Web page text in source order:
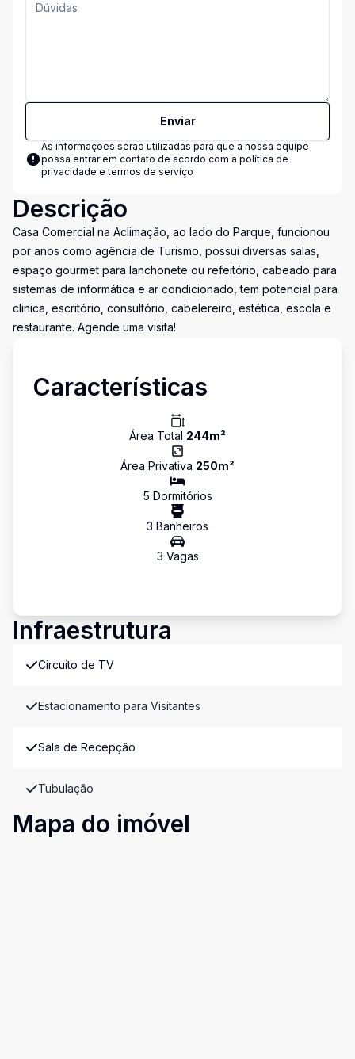
Enviar
As informações serão utilizadas para que a nossa equipe
possa entrar em contato de acordo com a política de
privacidade e termos de serviço
Descrição
Casa Comercial na Aclimação, ao lado do Parque, funcionou
por anos como agência de Turismo, possui diversas salas,
espaço gourmet para lanchonete ou refeitório, cabeado para
sistemas de informática e ar condicionado, tem potencial para
clinica, escritório, consultório, cabelereiro, estética, escola e
restaurante. Agende uma visita!
Características
Área Total 244m²
Área Privativa 250m²
5 Dormitórios
3 Banheiros
3 Vagas
Infraestrutura
Circuito de TV
Estacionamento para Visitantes
Sala de Recepção
Tubulação
Mapa do imóvel